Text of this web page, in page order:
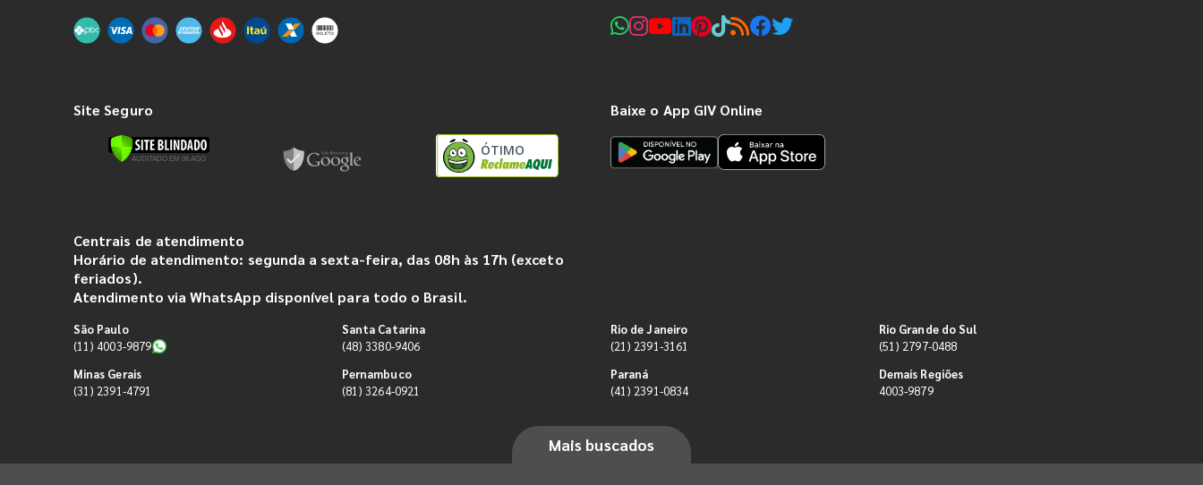
Site Seguro
ÓTIMO
Baixe o App GIV Online
Centrais de atendimento
Horário de atendimento: segunda a sexta-feira, das 08h às 17h (exceto
feriados).
Atendimento via WhatsApp disponível para todo o Brasil.
São Paulo
(11) 4003-9879
Minas Gerais
(31) 2391-4791
Santa Catarina
(48) 3380-9406
Pernambuco
(81) 3264-0921
Rio de Janeiro
(21) 2391-3161
Paraná
(41) 2391-0834
Rio Grande do Sul
(51) 2797-0488
Demais Regiões
4003-9879
Mais buscados